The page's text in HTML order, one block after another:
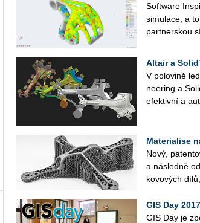
Software
simulace, a
partnerskou
Altair a
V polovině
nee­ring a
efektivní a
Materialise
Nový,
a násled­ně
kovových
GIS Day
GIS Day je